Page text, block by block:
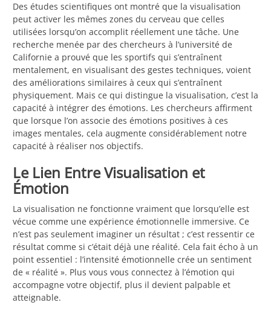
Des études scientifiques ont montré que la visualisation
peut activer les mêmes zones du cerveau que celles
utilisées lorsqu’on accomplit réellement une tâche. Une
recherche menée par des chercheurs à l’université de
Californie a prouvé que les sportifs qui s’entraînent
mentalement, en visualisant des gestes techniques, voient
des améliorations similaires à ceux qui s’entraînent
physiquement. Mais ce qui distingue la visualisation, c’est la
capacité à intégrer des émotions. Les chercheurs affirment
que lorsque l’on associe des émotions positives à ces
images mentales, cela augmente considérablement notre
capacité à réaliser nos objectifs.
Le Lien Entre Visualisation et
Émotion
La visualisation ne fonctionne vraiment que lorsqu’elle est
vécue comme une expérience émotionnelle immersive. Ce
n’est pas seulement imaginer un résultat ; c’est ressentir ce
résultat comme si c’était déjà une réalité. Cela fait écho à un
point essentiel : l’intensité émotionnelle crée un sentiment
de « réalité ». Plus vous vous connectez à l’émotion qui
accompagne votre objectif, plus il devient palpable et
atteignable.